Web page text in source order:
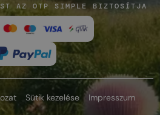
AZ OTP SIMPLE BIZTOSÍTJA
Sütik kezelése Impresszum